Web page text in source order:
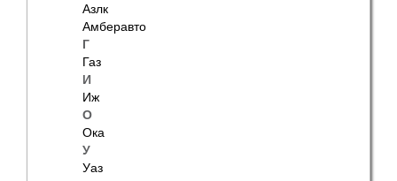
Азлк
Амберавто
Г
Газ
И
Иж
О
Ока
У
Уаз